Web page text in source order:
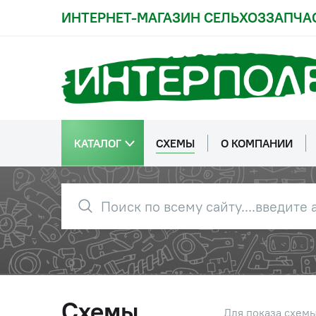
ИНТЕРНЕТ-МАГАЗИН
КАТАЛОГ СХЕМЫ О КОМПАНИИ
Для показа